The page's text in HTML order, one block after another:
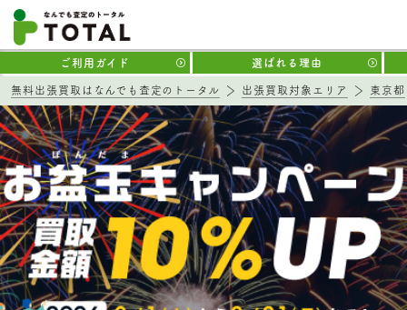
ご利用ガイド 選ばれる理由
無料出張買取はなんでも査定のトータル 出張買取対象エリア 東京都